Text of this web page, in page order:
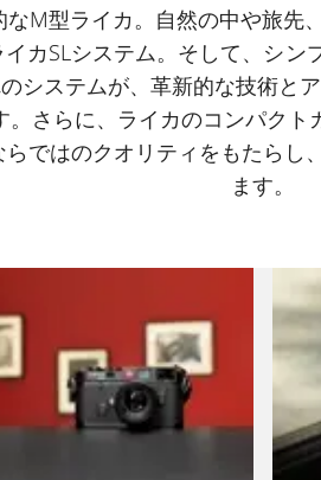
M型ライカ。自然の中や旅先
カSLシステム。そして、シ
システムが、革新的な技術と
。さらに、ライカのコンパク
ではのクオリティをもたら
ます。